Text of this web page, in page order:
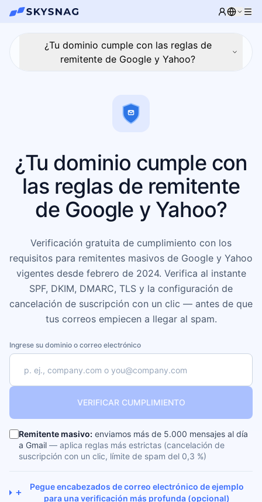
¿Tu dominio cumple con las reglas de
remitente de Google y Yahoo?
¿Tu dominio cumple con
las reglas de remitente
de Google y Yahoo?
Verificación gratuita de cumplimiento con los
requisitos para remitentes masivos de Google y Yahoo
vigentes desde febrero de 2024. Verifica al instante
SPF, DKIM, DMARC, TLS y la configuración de
cancelación de suscripción con un clic — antes de que
tus correos empiecen a llegar al spam.
Ingrese su dominio o correo electrónico
VERIFICAR CUMPLIMIENTO
Remitente masivo: enviamos más de 5.000 mensajes al día
a Gmail — aplica reglas más estrictas (cancelación de
suscripción con un clic, límite de spam del 0,3 %)
+
Pegue encabezados de correo electrónico de ejemplo
para una verificación más profunda (opcional)